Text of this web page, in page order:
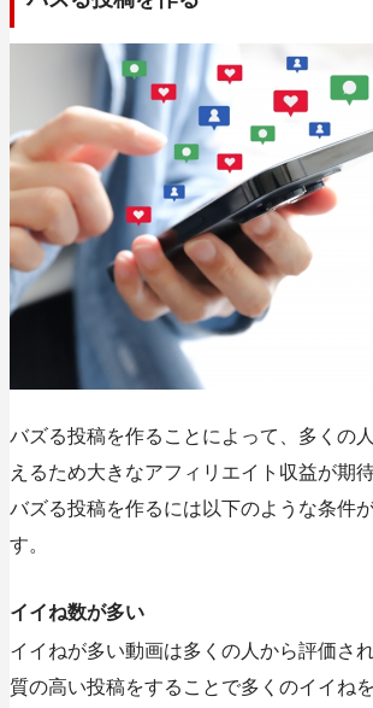
バズる投稿を作ることによって、多くの
えるため大きなアフィリエイト収益が期
バズる投稿を作るには以下のような条件
す。
イイね数が多い
イイねが多い動画は多くの人から評価さ
質の高い投稿をすることで多くのイイね